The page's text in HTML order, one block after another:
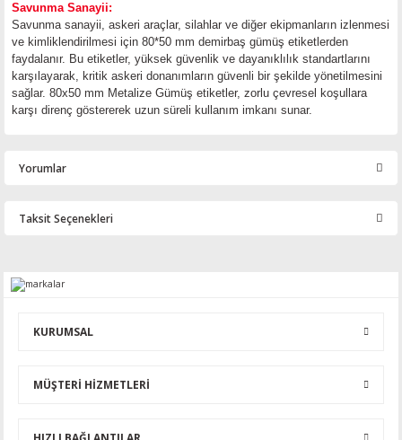
Savunma Sanayii:
Savunma sanayii, askeri araçlar, silahlar ve diğer ekipmanların izlenmesi
ve kimliklendirilmesi için 80*50 mm demirbaş gümüş etiketlerden
faydalanır. Bu etiketler, yüksek güvenlik ve dayanıklılık standartlarını
karşılayarak, kritik askeri donanımların güvenli bir şekilde yönetilmesini
sağlar. 80x50 mm Metalize Gümüş etiketler, zorlu çevresel koşullara
karşı direnç göstererek uzun süreli kullanım imkanı sunar.
Yorumlar
Taksit Seçenekleri
KURUMSAL
MÜŞTERİ HİZMETLERİ